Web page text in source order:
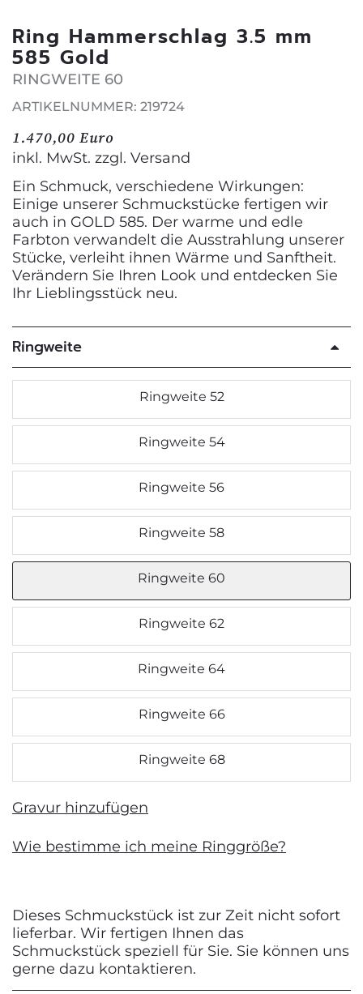
Ring Hammerschlag 3.5 mm
585 Gold
RINGWEITE 60
ARTIKELNUMMER: 219724
1.470,00 Euro
inkl. MwSt. zzgl. Versand
Ein Schmuck, verschiedene Wirkungen:
Einige unserer Schmuckstücke fertigen wir
auch in GOLD 585. Der warme und edle
Farbton verwandelt die Ausstrahlung unserer
Stücke, verleiht ihnen Wärme und Sanftheit.
Verändern Sie Ihren Look und entdecken Sie
Ihr Lieblingsstück neu.
Ringweite
Ringweite 52
Ringweite 54
Ringweite 56
Ringweite 58
Ringweite 60
Ringweite 62
Ringweite 64
Ringweite 66
Ringweite 68
Gravur hinzufügen
Wie bestimme ich meine Ringgröße?
Dieses Schmuckstück ist zur Zeit nicht sofort
lieferbar. Wir fertigen Ihnen das
Schmuckstück speziell für Sie. Sie können uns
gerne dazu kontaktieren.